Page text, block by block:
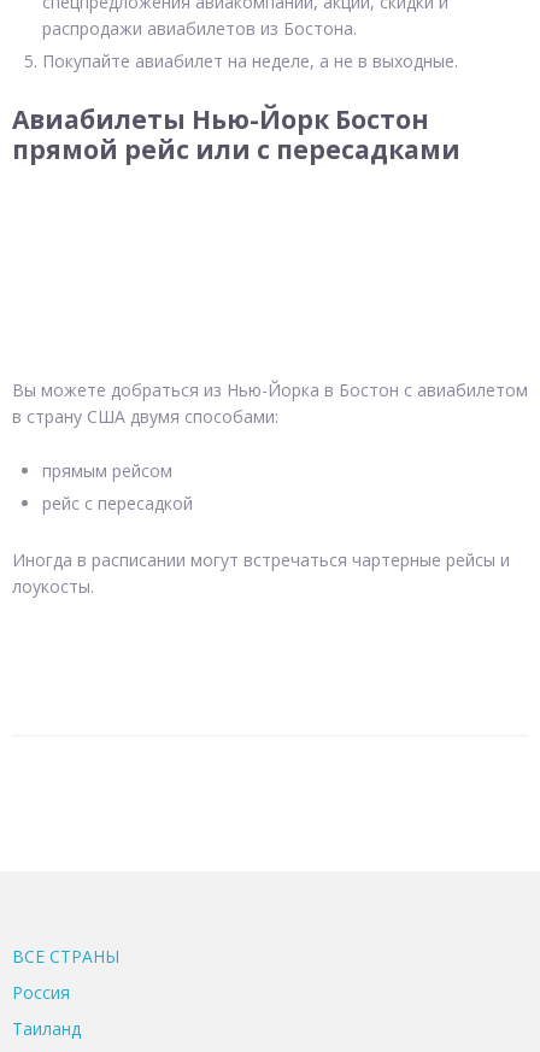
распродажи авиабилетов из Бостона.
Покупайте авиабилет на неделе, а не в выходные.
Авиабилеты Нью-Йорк Бостон
прямой рейс или с пересадками
Вы можете добраться из Нью-Йорка в Бостон с авиабилетом
в страну США двумя способами:
прямым рейсом
рейс с пересадкой
Иногда в расписании могут встречаться чартерные рейсы и
лоукосты.
ВСЕ CТРАНЫ
Россия
Таиланд